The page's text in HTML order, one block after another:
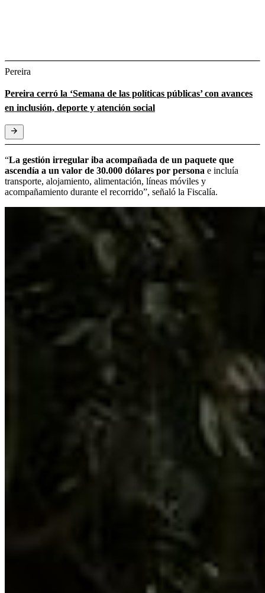
Pereira
Pereira cerró la ‘Semana de las políticas públicas’ con avances
en inclusión, deporte y atención social
“La gestión irregular iba acompañada de un paquete que
ascendía a un valor de 30.000 dólares por persona e incluía
transporte, alojamiento, alimentación, líneas móviles y
acompañamiento durante el recorrido”, señaló la Fiscalía.